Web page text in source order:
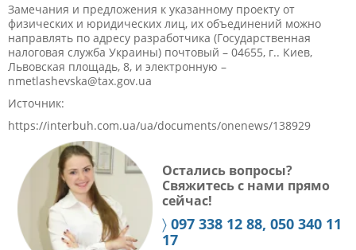
Замечания и предложения к указанному проекту от
физических и юридических лиц, их объединений можно
направлять по адресу разработчика (Государственная
налоговая служба Украины) почтовый – 04655, г.. Киев,
Львовская площадь, 8, и электронную –
nmetlashevska@tax.gov.ua
Источник:
https://interbuh.com.ua/ua/documents/onenews/138929
Остались вопросы?
Свяжитесь с нами прямо
сейчас!
〉 097 338 12 88, 050 340 11
17